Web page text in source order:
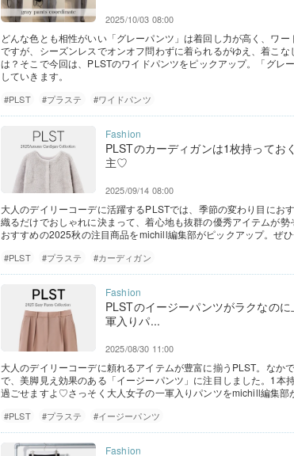
2025/10/03 08:00
どんな色とも相性がいい「グレーパンツ」は着回し力が高く、ワー
ですが、シーズンレスでオンオフ問わずに着られるがゆえ、着こ
は？そこで今回は、PLSTのワイドパンツをピックアップ。「グレ
していきます。
#PLST #プラステ #ワイドパンツ
PLSTのカーディガンは1枚持ってお
主♡
2025/09/14 08:00
大人のデイリーコーデに活躍するPLSTでは、季節の変わり目にお
織るだけでおしゃれに決まって、着心地も抜群の優秀アイテムが
おすすめの2025秋の注目商品をmichill編集部がピックアップ。ぜひ
#PLST #プラステ #カーディガン
PLSTのイージーパンツがラクなの
軍入りパ...
2025/08/30 11:00
大人のデイリーコーデに頼れるアイテムが豊富に揃うPLST。なか
で、美脚見え効果のある「イージーパンツ」に注目しました。1本
過ごせますよ♡さっそく大人女子の一軍入りパンツをmichill編集部
#PLST #プラステ #イージーパンツ